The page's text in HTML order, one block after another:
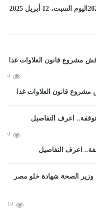
حظك اليوم.. توقعات الابراج الأحد 13-4-2025اليوم السبت، 12 أبريل 2025
0
قانون العلاوات غدا
0
اعرف التفاصيل
10